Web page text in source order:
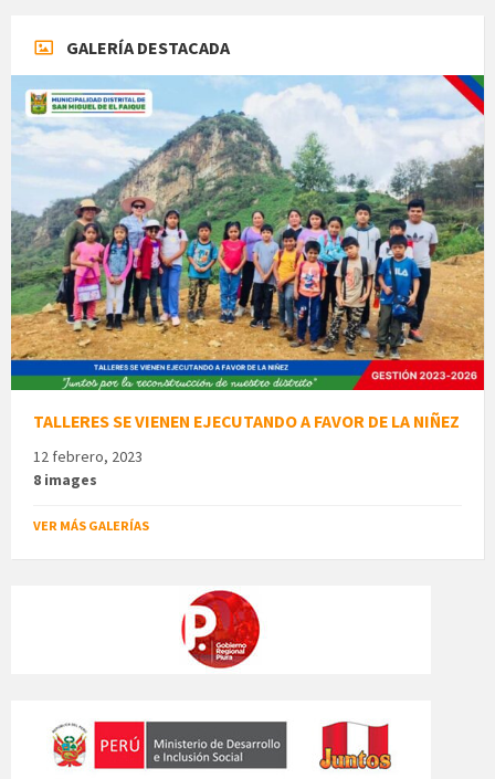
GALERÍA DESTACADA
TALLERES SE VIENEN EJECUTANDO A FAVOR DE LA NIÑEZ
12 febrero, 2023
8 images
VER MÁS GALERÍAS